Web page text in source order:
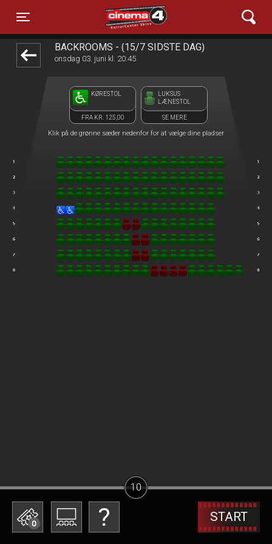
Toggle navigation
Cinema4
BACKROOMS - (15/7 SIDSTE DAG)
onsdag 03. juni kl. 20:45
KØRESTOL
FRA KR. 125,00
LUKSUS
LÆNESTOL
SE MERE
Klik på de grønne sæder nedenfor for at vælge dine pladser
0 START
10
front05-temp 045305